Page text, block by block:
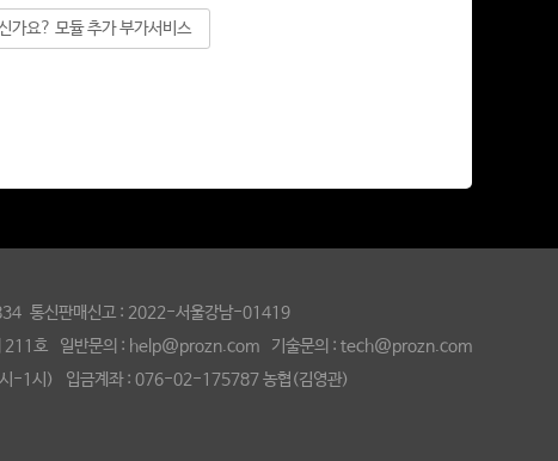
가요? 모듈 추가 부가서비스
통신판매신고 : 2022-서울강남-01419
워 211호 일반문의 : help@prozn.com 기술문의 : tech@prozn.com
-1시) 입금계좌 : 076-02-175787 농협(김영관)